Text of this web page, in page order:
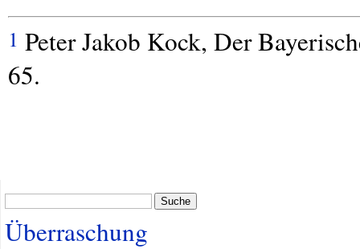
1 Peter Jakob Kock, Der
65.
Suche
Überraschung